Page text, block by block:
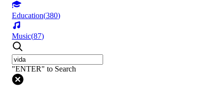
Education(380)
Music(87)
"ENTER" to Search